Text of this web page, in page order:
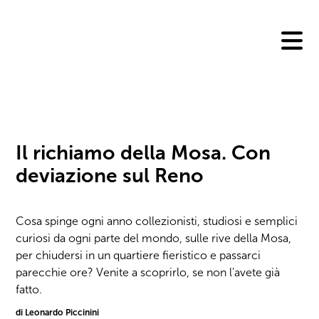
Il richiamo della Mosa. Con
deviazione sul Reno
Cosa spinge ogni anno collezionisti, studiosi e semplici
curiosi da ogni parte del mondo, sulle rive della Mosa,
per chiudersi in un quartiere fieristico e passarci
parecchie ore? Venite a scoprirlo, se non l’avete già
fatto.
di Leonardo Piccinini